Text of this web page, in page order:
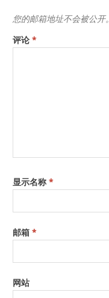
您的邮箱地址不会被公开。
评论*
显示名称*
邮箱*
网站